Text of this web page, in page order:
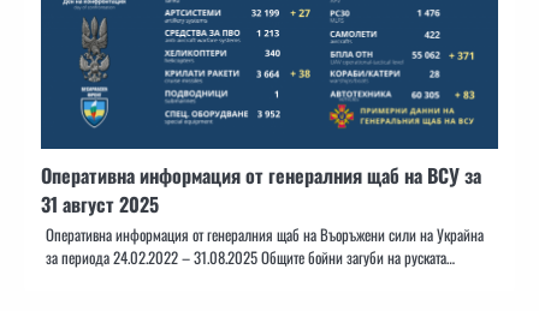
Оперативна информация от генералния щаб на ВСУ за
31 август 2025
Оперативна информация от генералния щаб на Въоръжени сили на Украйна
за периода 24.02.2022 – 31.08.2025 Общите бойни загуби на руската…